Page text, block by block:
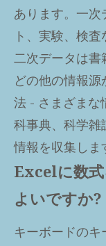
あります。一
ト、実験、検
二次データは
どの他の情報
法 - さまざまな
科事典、科学雑
情報を収集しま
Excelに数
よいですか?
キーボードのキ